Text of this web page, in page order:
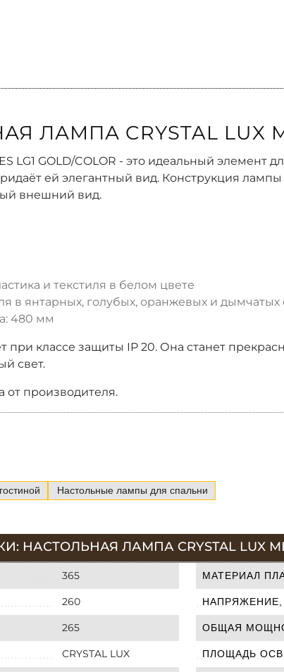
CRYSTAL LUX
LG1 GOLD/COLOR - это идеальный
ей элегантный вид. Конструкция
внешний вид.
и текстиля в белом цвете
в янтарных, голубых, оранжевых и дымчатых
480 мм
при классе защиты IP 20. Она станет
свет.
от производителя.
Настольные лампы для спальни
ЛАМПА CRYSTAL LUX
365
260
265
CRYSTAL LUX
МАТЕРИАЛ
НАПРЯЖЕНИЕ,
ОБЩАЯ
ПЛОЩАДЬ